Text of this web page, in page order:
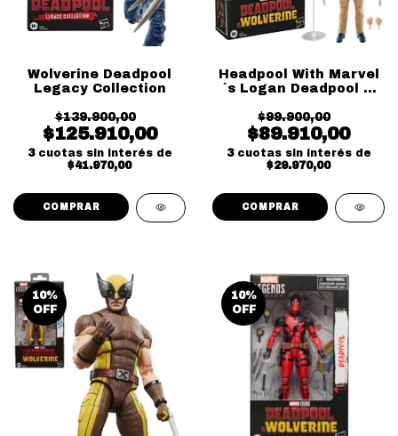
Wolverine Deadpool
Legacy Collection
$139.900,00
$125.910,00
3 cuotas sin interés de
$41.970,00
Headpool With Marvel
´s Logan Deadpool &
$99.900,00
$89.910,00
3 cuotas sin interés de
$29.970,00
10%
OFF
10%
OFF